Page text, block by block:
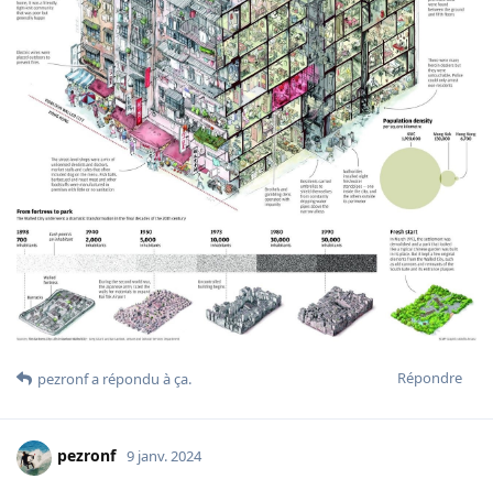
Répondre
pezronfa répondu à ça.
pezronf 9 janv. 2024